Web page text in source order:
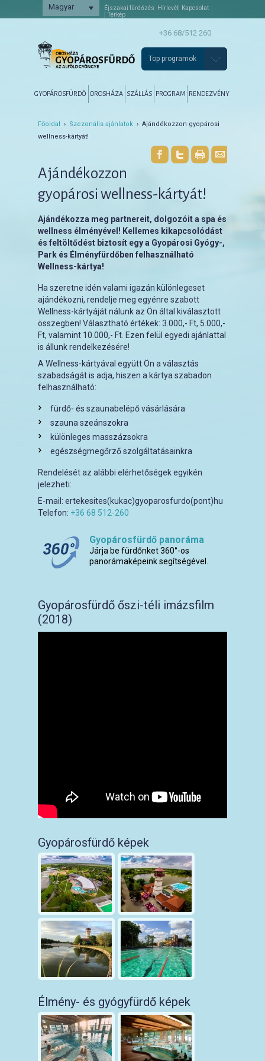
Magyar Éjszakai fürdőzés Hírlevél
Kapcsolat
Térkép
+36 68/512 260
Top programok
Tovább az elsődleges tartalomra
Tovább a másodlagos tartalomra
GYOPÁROSFÜRDŐ OROSHÁZA SZÁLLÁS PROGRAM RENDEZVÉNY
Főoldal › Szezonális ajánlatok › Ajándékozzon gyopárosi
wellness-kártyát!
Ajándékozzon
gyopárosi wellness-kártyát!
Ajándékozza meg partnereit, dolgozóit a spa és
wellness élményével! Kellemes kikapcsolódást
és feltöltődést biztosít egy a Gyopárosi Gyógy-,
Park és Élményfürdőben felhasználható
Wellness-kártya!
Ha szeretne idén valami igazán különlegeset
ajándékozni, rendelje meg egyénre szabott
Wellness-kártyáját nálunk az Ön által kiválasztott
összegben! Választható értékek: 3.000,- Ft, 5.000,-
Ft, valamint 10.000,- Ft. Ezen felül egyedi ajánlattal
is állunk rendelkezésére!
A Wellness-kártyával együtt Ön a választás
szabadságát is adja, hiszen a kártya szabadon
felhasználható:
fürdő- és szaunabelépő vásárlására
szauna szeánszokra
különleges masszázsokra
egészségmegőrző szolgáltatásainkra
Rendelését az alábbi elérhetőségek egyikén
jelezheti:
E-mail: ertekesites(kukac)gyoparosfurdo(pont)hu
Telefon: +36 68 512-260
Gyopárosfürdő panoráma
Járja be fürdőnket 360°-os
panorámaképeink segítségével.
Gyopárosfürdő őszi-téli imázsfilm
(2018)
Gyopárosfürdő képek
Élmény- és gyógyfürdő képek